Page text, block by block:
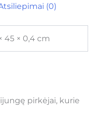
(0)
45 × 0,4 cm
pirkėjai, kurie